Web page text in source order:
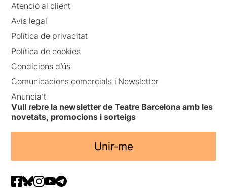
Atenció al client
Avís legal
Política de privacitat
Política de cookies
Condicions d’ús
Comunicacions comercials i Newsletter
Anuncia’t
Vull rebre la newsletter de Teatre Barcelona amb les
novetats, promocions i sorteigs
Unir-me